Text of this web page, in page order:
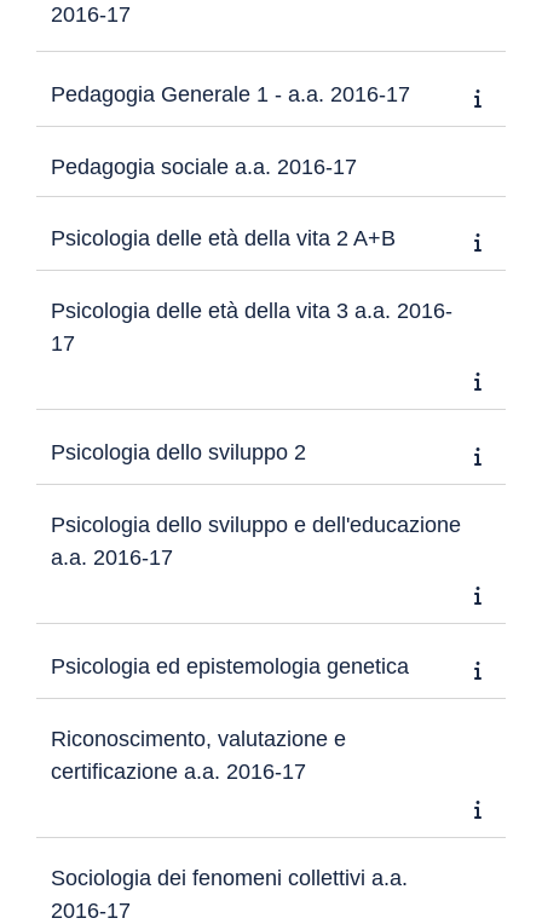
2016-17
Pedagogia Generale 1 - a.a. 2016-17
Pedagogia sociale a.a. 2016-17
Psicologia delle età della vita 2 A+B
Psicologia delle età della vita 3 a.a. 2016-
17
Psicologia dello sviluppo 2
Psicologia dello sviluppo e dell'educazione
a.a. 2016-17
Psicologia ed epistemologia genetica
Riconoscimento, valutazione e
certificazione a.a. 2016-17
Sociologia dei fenomeni collettivi a.a.
2016-17